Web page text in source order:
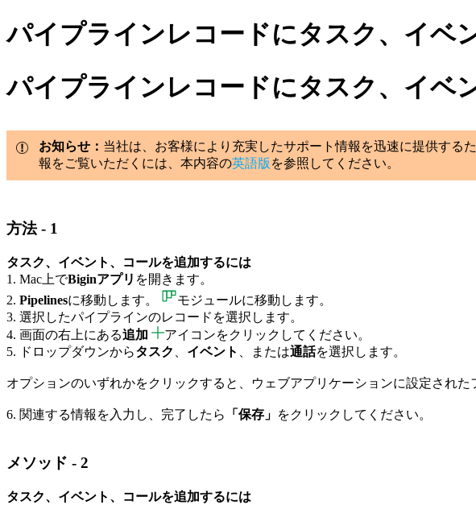
パイプラインレコードにタスク、イベ
パイプラインレコードにタスク、イベ
お知らせ： 当社は、お客様により充実したサポート情報を迅速に提供する
報をご覧いただくには、本内容の英語版 を参照してください。
方法 - 1
タスク、イベント、コールを追加するには
1. Mac上でBiginアプリ を開きます。
2. Pipelinesに移動します。
モジュールに移動します。
3. 選択したパイプラインのレコードを選択します。
4. 画面の右上にある追加
アイコンをクリックしてください。
5. ドロップダウンからタスク イベント 、または通話を選択します。
オプションのいずれかをクリックすると、ウェブアプリケーションに設定された
6. 関連する情報を入力し、完了したら 「保存」 をクリックしてください。
メソッド - 2
タスク、イベント、コールを追加するには